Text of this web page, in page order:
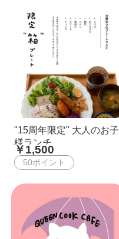
"15周年限定" 大人のお子
様ランチ
￥1,500
50ポイント